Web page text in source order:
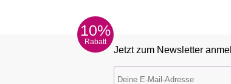
10%
Rabatt
Jetzt zum Newsletter